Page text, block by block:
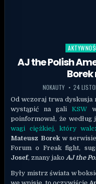
Posted in
AJ the Polish
NOKAUTY 24
Od wczoraj trwa dyskusja
wystąpić na galiKSW
poinformował, że
wagi ciężkiej, który
Mateusz Borekw serwisie
Forum o Freak fight,
Josef, znany jako AJ the
Były mistrz świata w